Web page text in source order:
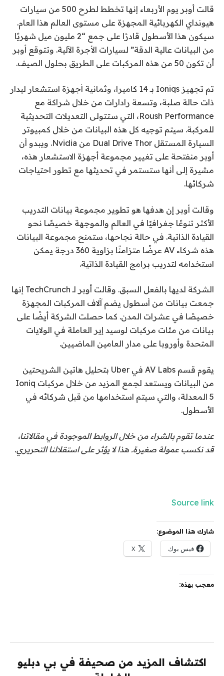
قالت أوبر يوم الأربعاء إنها تخطط لطرح 500 من سيارات
هيونداي الكهربائية المجهزة على مستوى العالم هذا العام.
سيكون هذا الأسطول قادرًا على جمع “2 مليون ميل شهريًا
من البيانات عالية الدقة” لسيارات الأجرة الآلية. وتتوقع أوبر
أن تكون 50 من هذه المركبات على الطريق بحلول الصيف.
تم تجهيز Ioniqs بـ 14 كاميرا، وثمانية أجهزة استشعار ليدار
ذات حالة صلبة، وتسعة رادارات من خلال شراكة مع
Roush Performance، التي ستتولى التعديلات التحديثية
للمركبة. سيتم توجيه كل هذه البيانات من خلال كمبيوتر
السيارة المستقل Dual Drive Thor من Nvidia. ويبدو أن
أوبر منفتحة على تغيير مجموعة أجهزة الاستشعار هذه،
مشيرة إلى أنها ستستمر في تحديثها مع تطور احتياجات
شركائها.
وقالت أوبر إن هدفها هو تطوير مجموعة بيانات التدريب
الأكثر تنوعًا جغرافيًا في العالم والموجهة خصيصًا نحو
القيادة الذاتية. في حالة نجاحها، ستمنح مجموعة البيانات
هذه شركاء AV عرضًا متزامنًا بزاوية 360 درجة يمكن
استخدامه لتدريب برامج القيادة الذاتية.
الشركة لديها بالفعل السبق. وقالت أوبر لـ TechCrunch إنها
جمعت بيانات من أسطول يضم آلاف المركبات المجهزة
خصيصًا في عشرات المدن. كما حصلت الشركة أيضًا على
بيانات من مئات مركبات لوسيد إير العاملة في الولايات
المتحدة وأوروبا على مدار العامين الماضيين.
يقوم قسم AV Labs في Uber بتحليل هاتين الشريحتين
من البيانات ويستعد لجمع المزيد من خلال مركبات Ioniq
5 المعدلة، والتي سيتم استخدامها من قبل شركائه في
الأسطول.
عندما تقوم بالشراء من خلال الروابط الموجودة في مقالاتنا،
قد نكسب عمولة صغيرة. هذا لا يؤثر على استقلالنا التحريري.
Source link
شارك هذا الموضوع:
فيس بوك X
معجب بهذه:
اكتشاف المزيد من صحيفة في بي دبليو